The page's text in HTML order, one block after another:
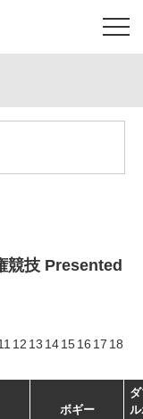
競技 Presented
12 13 141516 17 18
ボギー